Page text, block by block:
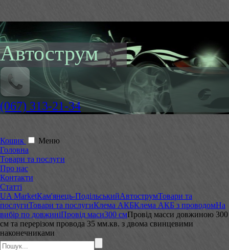
Автострум
(067) 313-21-34
Кошик
Меню
Головна
Товари та послуги
Про нас
Контакти
Статті
UA MarketКам'янець-ПодільськийАвтострумТовари та
послугиТовари та послугиКлема АКБКлема АКБ з проводомНа
вибір по довжиніПровід маси300 смПровід масси довжиною 300
см та перерізом провода 35 мм.кв. з двома свинцевими
наконечниками